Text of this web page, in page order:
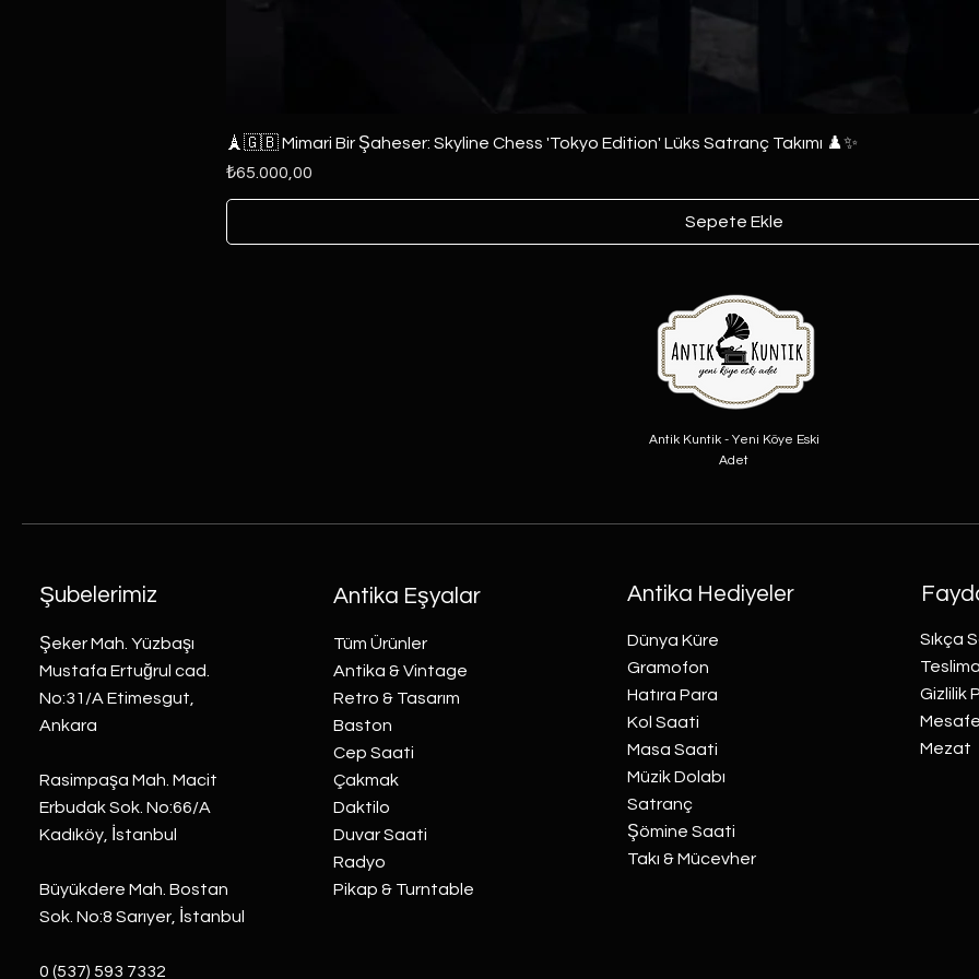
🗼🇬🇧 Mimari Bir Şaheser: Skyline Chess 'Tokyo Edition' Lüks Satranç Takımı ♟️✨
Fiyat
₺65.000,00
Sepete Ekle
Antik Kuntik - Yeni Köye Eski
Adet
Şubelerimiz
Şeker Mah. Yüzbaşı
Mustafa Ertuğrul cad.
No:31/A Etimesgut,
Ankara
Rasimpaşa Mah. Macit
Erbudak Sok. No:66/A
Kadıköy, İstanbul
Büyükdere Mah. Bostan
Sok. No:8 Sarıyer, İstanbul
0 (537) 593 7332
Antika Eşyalar
Tüm Ürünler
Antika & Vintage
Retro & Tasarım
Baston
Cep Saati
Çakmak
Daktilo
Duvar Saati
Radyo
Pikap & Turntable
Antika Hediyeler
Dünya Küre
Gramofon
Hatıra Para
Kol Saati
Masa Saati
Müzik Dolabı
Satranç
Şömine Saati
Takı & Mücevher
Sıkça
Gizlilik
Mezat